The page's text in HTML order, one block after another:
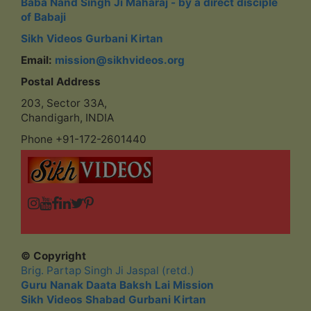
of Babaji
Sikh Videos Gurbani Kirtan
Email: mission@sikhvideos.org
Postal Address
203, Sector 33A,
Chandigarh, INDIA
Phone +91-172-2601440
© Copyright
Brig. Partap Singh Ji Jaspal (retd.)
Guru Nanak Daata Baksh Lai Mission
Sikh Videos Shabad Gurbani Kirtan